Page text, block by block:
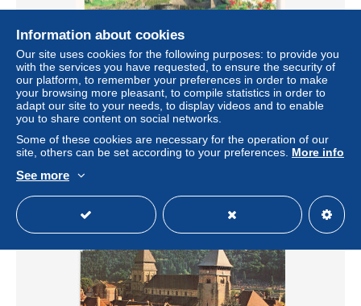
23 CHAMBON SUR VOUEIZE GORGES
PITTORESQUES DE LA VOUEIZE
± US$6.80
Status Professional
Information about cookies
Our site uses cookies for the following purposes: to provide you
with the services you have requested, to ensure the security of
our platform, to remember your preferences in order to make
your browsing more pleasant, to compile statistics in order to
adapt our site to your needs, to display videos and to enable
you to share content on social networks.
Some of these cookies are necessary for the operation of our
site, others can be set according to your preferences. More info
See more